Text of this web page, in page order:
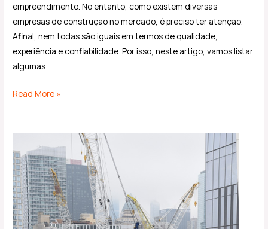
empreendimento. No entanto, como existem diversas
empresas de construção no mercado, é preciso ter atenção.
Afinal, nem todas são iguais em termos de qualidade,
experiência e confiabilidade. Por isso, neste artigo, vamos listar
algumas
Read More »
os
tipos
de
obras
na